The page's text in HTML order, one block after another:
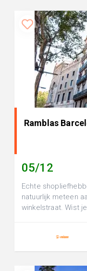
Ramblas
05/12
Echte
natuurlijk meteen
winkelstraat. Wist